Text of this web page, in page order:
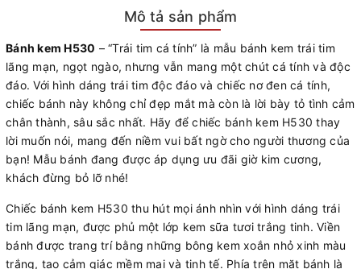
Mô tả sản phẩm
Bánh kem H530 – “Trái tim cá tính” là mẫu bánh kem trái tim
lãng mạn, ngọt ngào, nhưng vẫn mang một chút cá tính và độc
đáo. Với hình dáng trái tim độc đáo và chiếc nơ đen cá tính,
chiếc bánh này không chỉ đẹp mắt mà còn là lời bày tỏ tình cảm
chân thành, sâu sắc nhất. Hãy để chiếc bánh kem H530 thay
lời muốn nói, mang đến niềm vui bất ngờ cho người thương của
bạn! Mẫu bánh đang được áp dụng ưu đãi giờ kim cương,
khách đừng bỏ lỡ nhé!
Chiếc bánh kem H530 thu hút mọi ánh nhìn với hình dáng trái
tim lãng mạn, được phủ một lớp kem sữa tươi trắng tinh. Viền
bánh được trang trí bằng những bông kem xoắn nhỏ xinh màu
trắng, tạo cảm giác mềm mại và tinh tế. Phía trên mặt bánh là